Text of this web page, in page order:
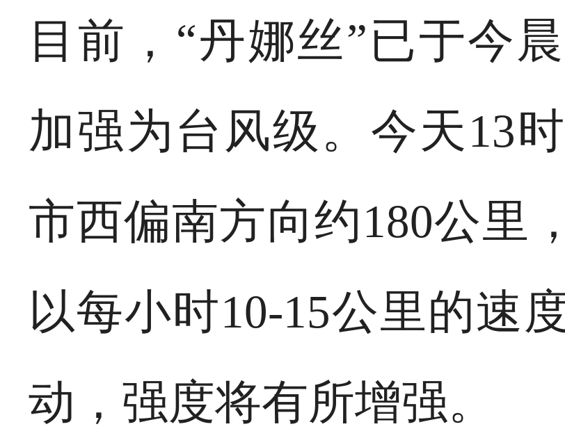
目前，“丹娜丝”已于今
加强为台风级。今天13
市西偏南方向约180公里
以每小时10-15公里的速
动，强度将有所增强。